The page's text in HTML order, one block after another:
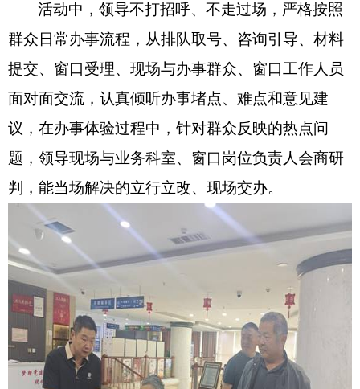
活动中，领导不打招呼、不走过场，严格按照
群众日常办事流程，从排队取号、咨询引导、材料
提交、窗口受理、现场与办事群众、窗口工作人员
面对面交流，认真倾听办事堵点、难点和意见建
议，在办事体验过程中，针对群众反映的热点问
题，领导现场与业务科室、窗口岗位负责人会商研
判，能当场解决的立行立改、现场交办。